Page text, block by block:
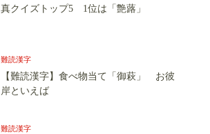
真クイズトップ5 1位は「艶蕗」
難読漢字
【難読漢字】食べ物当て「御萩」 お彼
岸といえば
難読漢字